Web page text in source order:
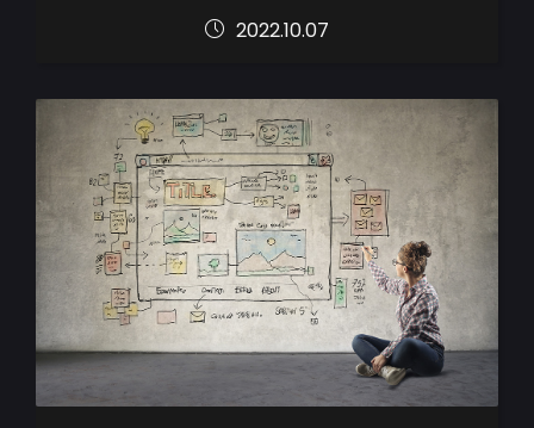
B2B與B2C兩者於網站設計與後續的行銷操
2022.10.07